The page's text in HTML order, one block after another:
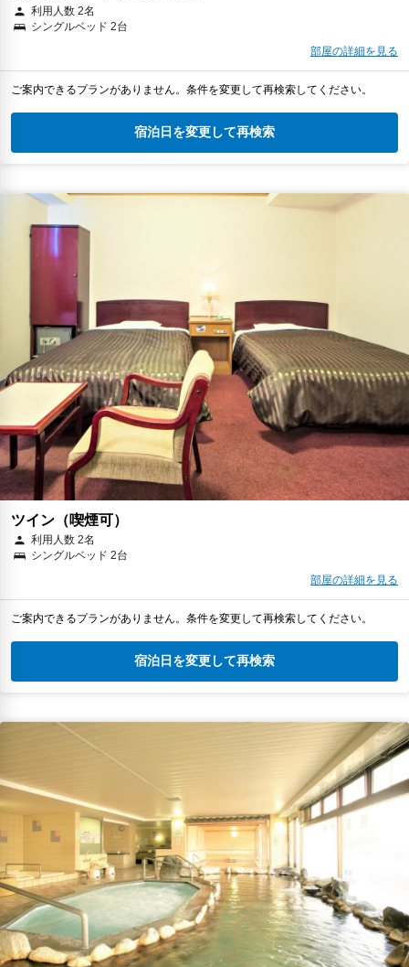
利用人数 2名
シングルベッド 2台
部屋の詳細を見る
ご案内できるプランがありません。条件を変更して再検索してください。
宿泊日を変更して再検索
ツイン（喫煙可）
利用人数 2名
シングルベッド 2台
部屋の詳細を見る
ご案内できるプランがありません。条件を変更して再検索してください。
宿泊日を変更して再検索